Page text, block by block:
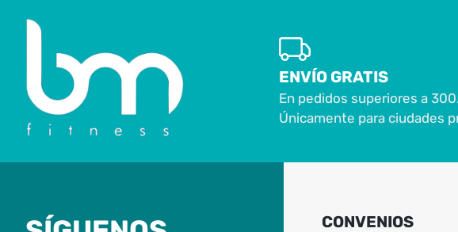
ENVÍO GRATIS
En pedidos superiores a
Únicamente para ciudades
CONVENIOS